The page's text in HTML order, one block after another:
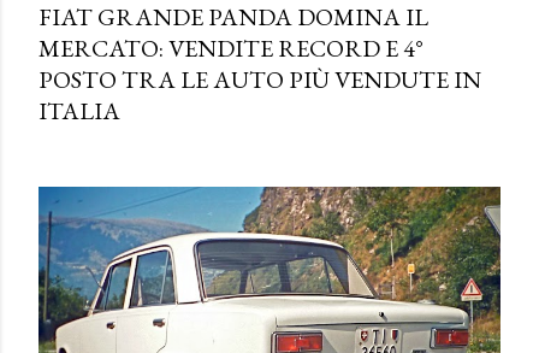
FIAT GRANDE PANDA DOMINA IL
MERCATO: VENDITE RECORD E 4°
POSTO TRA LE AUTO PIÙ VENDUTE IN
ITALIA